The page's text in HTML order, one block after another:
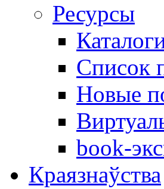
Ресурсы
Список
Новые
book-
Краязнаўства